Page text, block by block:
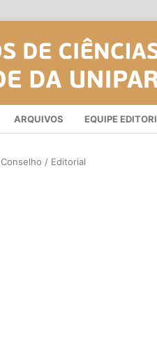
ARQUIVOS EQUIPE
Conselho / Editorial